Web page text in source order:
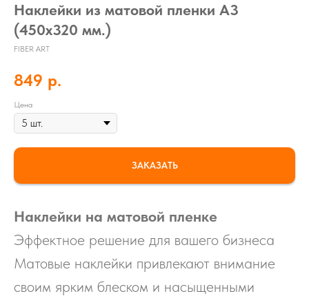
Наклейки из матовой пленки А3
(450х320 мм.)
FIBER ART
849 р.
Цена
ЗАКАЗАТЬ
Наклейки на матовой пленке
Эффектное решение для вашего бизнеса
Матовые наклейки привлекают внимание
своим ярким блеском и насыщенными